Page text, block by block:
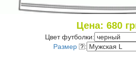
Цена: 680
Цвет футболки:
Размер
: